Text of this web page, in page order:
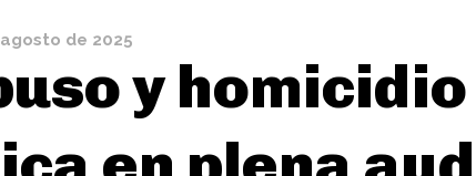
de 2025
y